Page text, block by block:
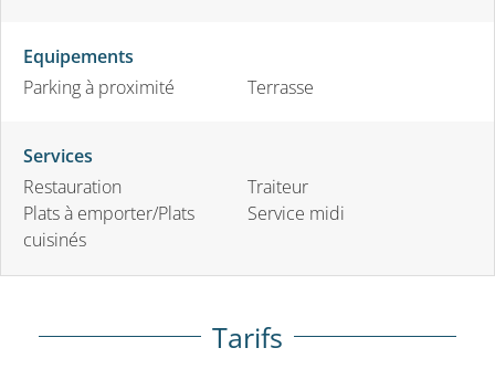
Equipements
Parking à proximité
Terrasse
Services
Restauration
Plats à emporter/Plats
cuisinés
Traiteur
Service midi
Tarifs